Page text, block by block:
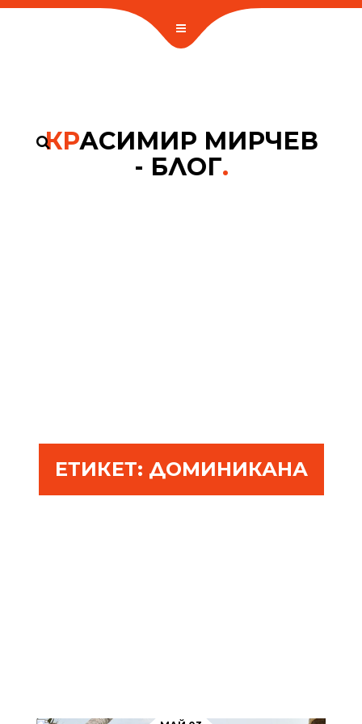
КРАСИМИР МИРЧЕВ
- БЛОГ.
ЕТИКЕТ: ДОМИНИКАНА